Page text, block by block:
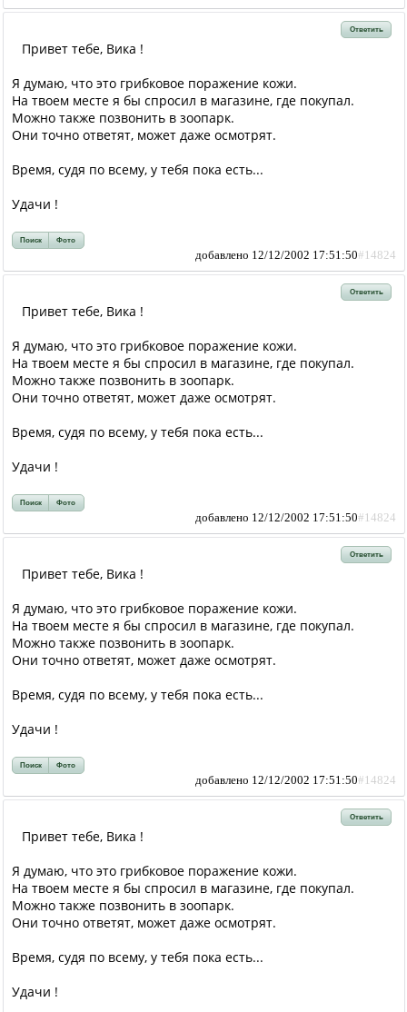
Ответить
Привет тебе, Вика !
Я думаю, что это грибковое поражение кожи.
На твоем месте я бы спросил в магазине, где покупал.
Можно также позвонить в зоопарк.
Они точно ответят, может даже осмотрят.
Время, судя по всему, у тебя пока есть...
Удачи !
Поиск Фото
добавлено 12/12/2002 17:51:50#14824
Ответить
Привет тебе, Вика !
Я думаю, что это грибковое поражение кожи.
На твоем месте я бы спросил в магазине, где покупал.
Можно также позвонить в зоопарк.
Они точно ответят, может даже осмотрят.
Время, судя по всему, у тебя пока есть...
Удачи !
Поиск Фото
добавлено 12/12/2002 17:51:50#14824
Ответить
Привет тебе, Вика !
Я думаю, что это грибковое поражение кожи.
На твоем месте я бы спросил в магазине, где покупал.
Можно также позвонить в зоопарк.
Они точно ответят, может даже осмотрят.
Время, судя по всему, у тебя пока есть...
Удачи !
Поиск Фото
добавлено 12/12/2002 17:51:50#14824
Ответить
Привет тебе, Вика !
Я думаю, что это грибковое поражение кожи.
На твоем месте я бы спросил в магазине, где покупал.
Можно также позвонить в зоопарк.
Они точно ответят, может даже осмотрят.
Время, судя по всему, у тебя пока есть...
Удачи !